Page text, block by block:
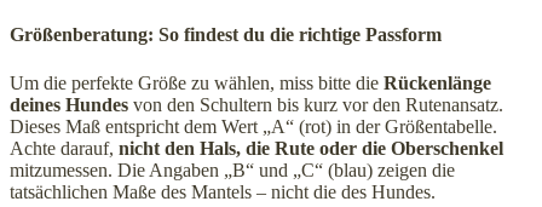
Größenberatung: So findest du die richtige Passform
Um die perfekte Größe zu wählen, miss bitte die Rückenlänge
deines Hundes von den Schultern bis kurz vor den Rutenansatz.
Dieses Maß entspricht dem Wert „A“ (rot) in der Größentabelle.
Achte darauf, nicht den Hals, die Rute oder die Oberschenkel
mitzumessen. Die Angaben „B“ und „C“ (blau) zeigen die
tatsächlichen Maße des Mantels – nicht die des Hundes.